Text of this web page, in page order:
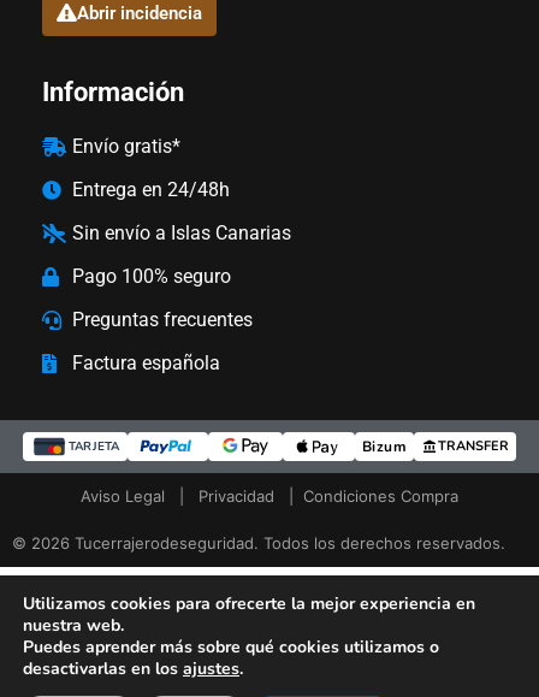
Abrir incidencia
Información
Envío gratis*
Entrega en 24/48h
Sin envío a Islas Canarias
Pago 100% seguro
Preguntas frecuentes
Factura española
TARJETA Bizum TRANSFER
Aviso Legal Privacidad Condiciones Compra
© 2026 Tucerrajerodeseguridad. Todos los derechos reservados.
Utilizamos cookies para ofrecerte la mejor experiencia en
nuestra web.
Puedes aprender más sobre qué cookies utilizamos o
desactivarlas en los ajustes.